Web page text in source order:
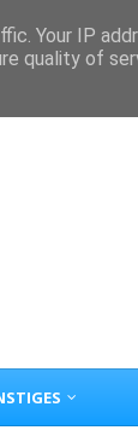
Your IP
quality of